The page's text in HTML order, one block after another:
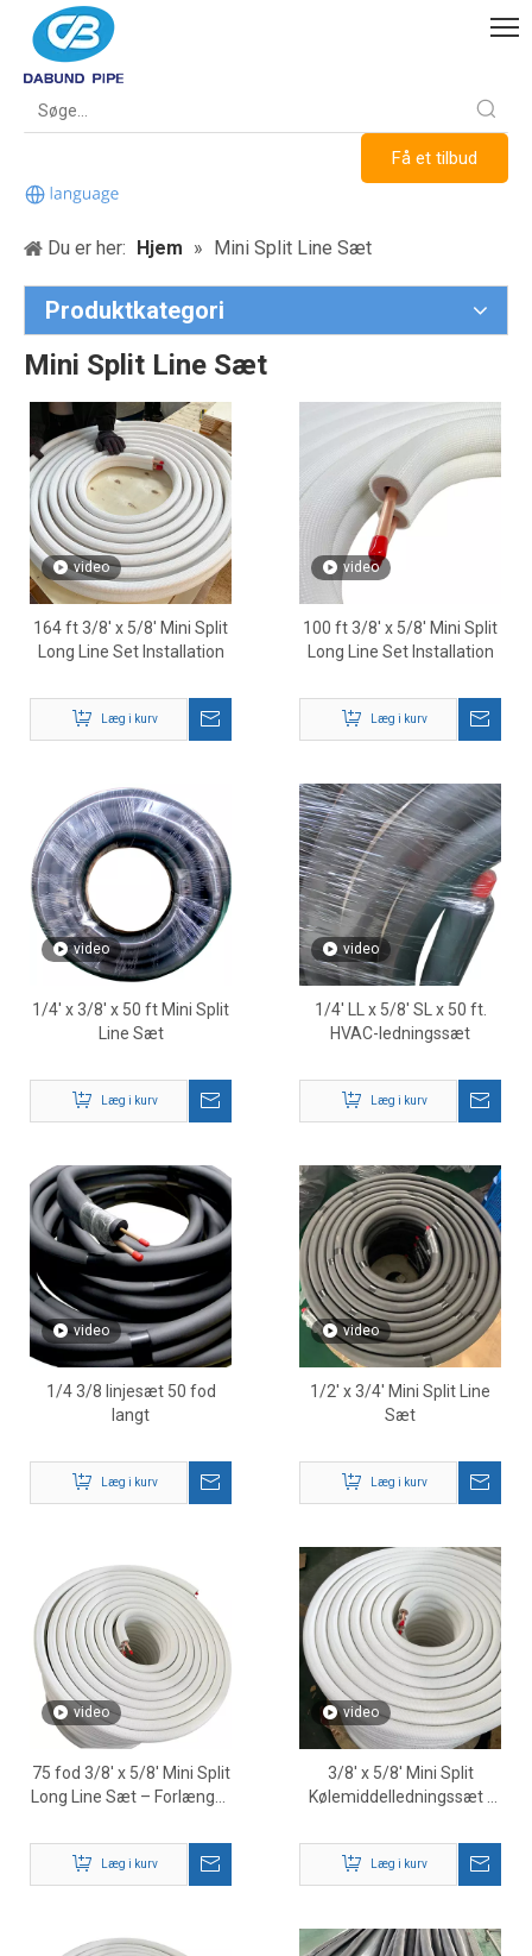
Få et tilbud
Du er her: Hjem » Mini Split Line Sæt
Produktkategori
Mini Split Line Sæt
video
164 ft 3/8' x 5/8' Mini Split
Long Line Set Installation
Læg i kurv
video
100 ft 3/8' x 5/8' Mini Split
Long Line Set Installation
Læg i kurv
video
1/4' x 3/8' x 50 ft Mini Split
Line Sæt
Læg i kurv
video
1/4' LL x 5/8' SL x 50 ft.
HVAC-ledningssæt
Læg i kurv
video
1/4 3/8 linjesæt 50 fod
langt
Læg i kurv
video
1/2' x 3/4' Mini Split Line
Sæt
Læg i kurv
video
75 fod 3/8' x 5/8' Mini Split
Long Line Sæt – Forlænget
isoleret kobberrør
Læg i kurv
video
3/8' x 5/8' Mini Split
Kølemiddelledningssæt -
af høj kvalitet
Læg i kurv